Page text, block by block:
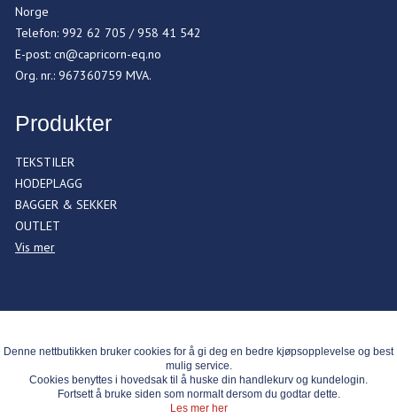
Norge
Telefon: 992 62 705 / 958 41 542
E-post: cn@capricorn-eq.no
Org. nr.: 967360759 MVA.
Produkter
TEKSTILER
HODEPLAGG
BAGGER & SEKKER
OUTLET
Vis mer
Denne nettbutikken bruker cookies for å gi deg en bedre kjøpsopplevelse og best
mulig service.
Cookies benyttes i hovedsak til å huske din handlekurv og kundelogin.
Fortsett å bruke siden som normalt dersom du godtar dette.
Les mer her